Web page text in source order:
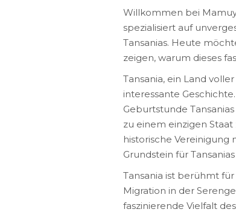
Willkommen bei
spezialisiert auf
Tansanias. Heute
zeigen, warum dieses
Tansania, ein Land
interessante
Geburtstunde
zu einem einzigen
historische
Grundstein für
Tansania ist berühmt
Migration in der
faszinierende Vielfalt